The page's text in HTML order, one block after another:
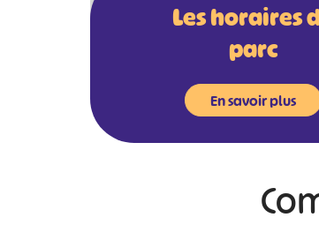
Les horaires
parc
En savoir plus